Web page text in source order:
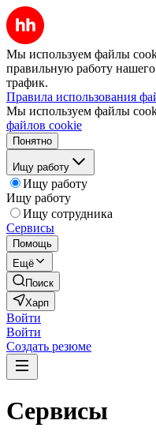
Мы используем файлы
правильную работу нашего
трафик.
Правила использования
Мы используем файлы
файлов cookie
Понятно
Ищу работу
Ищу работу
Ищу работу
Ищу сотрудника
Сервисы
Помощь
Ещё
Поиск
Харп
Войти
Войти
Создать резюме
Сервисы